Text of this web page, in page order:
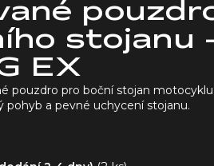
stojanu
EX
pouzdro pro boční stojan motocyklu
pohyb a pevné uchycení stojanu.